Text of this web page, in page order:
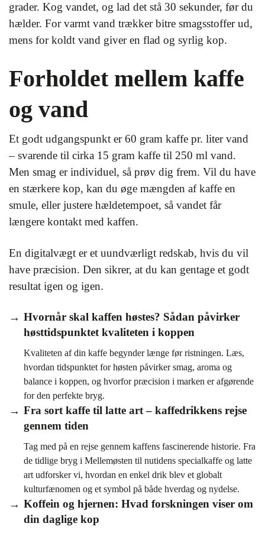
grader. Kog vandet, og lad det stå 30 sekunder, før du
hælder. For varmt vand trækker bitre smagsstoffer ud,
mens for koldt vand giver en flad og syrlig kop.
Forholdet mellem kaffe
og vand
Et godt udgangspunkt er 60 gram kaffe pr. liter vand
– svarende til cirka 15 gram kaffe til 250 ml vand.
Men smag er individuel, så prøv dig frem. Vil du have
en stærkere kop, kan du øge mængden af kaffe en
smule, eller justere hældetempoet, så vandet får
længere kontakt med kaffen.
En digitalvægt er et uundværligt redskab, hvis du vil
have præcision. Den sikrer, at du kan gentage et godt
resultat igen og igen.
Hvornår skal kaffen høstes? Sådan påvirker
høsttidspunktet kvaliteten i koppen
Kvaliteten af din kaffe begynder længe før ristningen. Læs,
hvordan tidspunktet for høsten påvirker smag, aroma og
balance i koppen, og hvorfor præcision i marken er afgørende
for den perfekte bryg.
Fra sort kaffe til latte art – kaffedrikkens rejse
gennem tiden
Tag med på en rejse gennem kaffens fascinerende historie. Fra
de tidlige bryg i Mellemøsten til nutidens specialkaffe og latte
art udforsker vi, hvordan en enkel drik blev et globalt
kulturfænomen og et symbol på både hverdag og nydelse.
Koffein og hjernen: Hvad forskningen viser om
din daglige kop